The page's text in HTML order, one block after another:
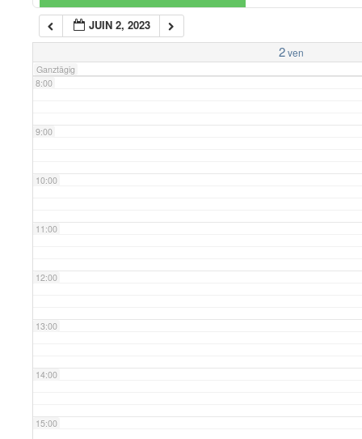
JUIN 2, 2023
2 ven
Ganztägig
7:00
8:00
9:00
10:00
11:00
12:00
13:00
14:00
15:00